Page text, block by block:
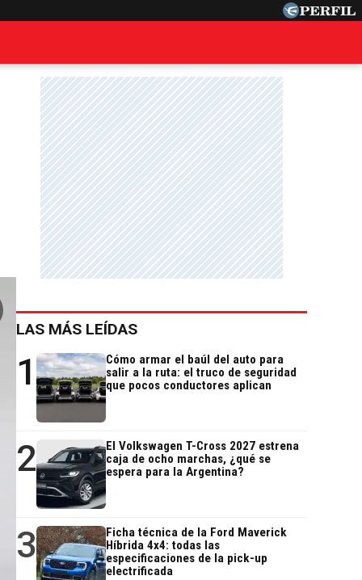
LAS MÁS LEÍDAS
1
Cómo armar el baúl del auto para
salir a la ruta: el truco de seguridad
que pocos conductores aplican
2
El Volkswagen T-Cross 2027 estrena
caja de ocho marchas, ¿qué se
espera para la Argentina?
3
Ficha técnica de la Ford Maverick
Híbrida 4x4: todas las
especificaciones de la pick-up
electrificada